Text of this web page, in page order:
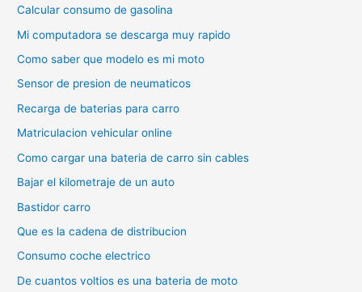
Calcular consumo de gasolina
Mi computadora se descarga muy rapido
Como saber que modelo es mi moto
Sensor de presion de neumaticos
Recarga de baterias para carro
Matriculacion vehicular online
Como cargar una bateria de carro sin cables
Bajar el kilometraje de un auto
Bastidor carro
Que es la cadena de distribucion
Consumo coche electrico
De cuantos voltios es una bateria de moto